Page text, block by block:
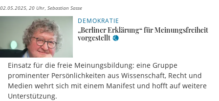
02.05.2025, 20 Uhr Sebastian Sasse
DEMOKRATIE
„Berliner Erklärung“ für Meinungsfreiheit
vorgestellt
Einsatz für die freie Meinungsbildung: eine Gruppe
prominenter Persönlichkeiten aus Wissenschaft, Recht und
Medien wehrt sich mit einem Manifest und hofft auf weitere
Unterstützung.